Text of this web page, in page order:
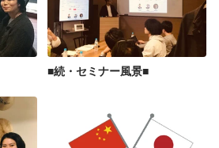
■続・セミナー風景■